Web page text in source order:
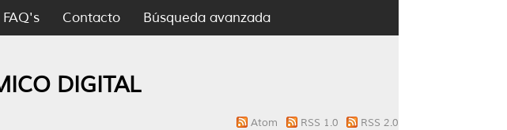
FAQ's Contacto Búsqueda avanzada
DIGITAL
Atom RSS 1.0 RSS 2.0